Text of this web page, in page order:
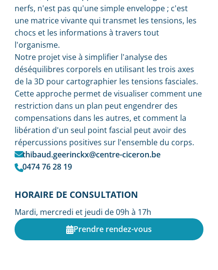
nerfs, n'est pas qu'une simple enveloppe ; c'est
une matrice vivante qui transmet les tensions, les
chocs et les informations à travers tout
l'organisme.
Notre projet vise à simplifier l'analyse des
déséquilibres corporels en utilisant les trois axes
de la 3D pour cartographier les tensions fasciales.
Cette approche permet de visualiser comment une
restriction dans un plan peut engendrer des
compensations dans les autres, et comment la
libération d'un seul point fascial peut avoir des
répercussions positives sur l'ensemble du corps.
thibaud.geerinckx@centre-ciceron.be
0474 76 28 19
HORAIRE DE CONSULTATION
Mardi, mercredi et jeudi de 09h à 17h
Prendre rendez-vous